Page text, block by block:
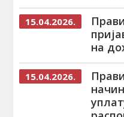
15.04.2026.
на
15.04.2026.